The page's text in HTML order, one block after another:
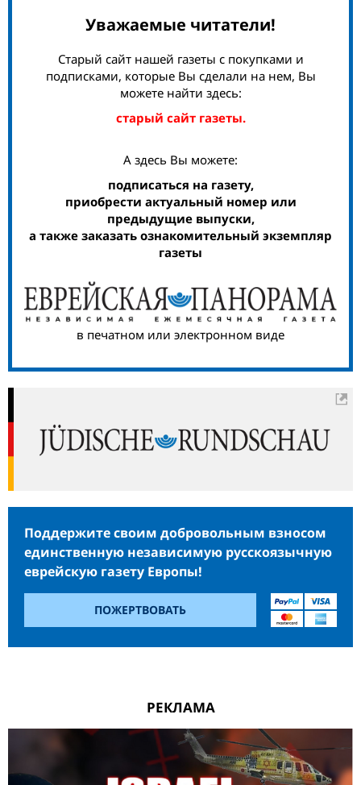
Уважаемые читатели!
Старый сайт нашей газеты с покупками и
подписками, которые Вы сделали на нем, Вы
можете найти здесь:
старый сайт газеты.
А здесь Вы можете:
подписаться на газету,
приобрести актуальный номер или
предыдущие выпуски,
а также заказать ознакомительный экземпляр
газеты
в печатном или электронном виде
Поддержите своим добровольным взносом
единственную независимую русскоязычную
еврейскую газету Европы!
ПОЖЕРТВОВАТЬ
РЕКЛАМА